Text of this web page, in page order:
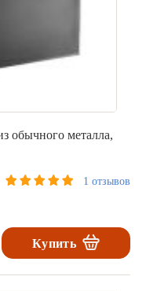
обычного металла,
1 отзывов
Купить